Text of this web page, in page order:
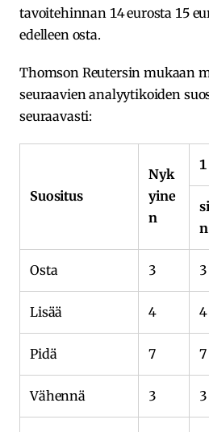
tavoitehinnan 14 eurosta 15
edelleen osta.
Thomson Reutersin mukaan
seuraavien analyytikoiden
seuraavasti:
Suositus
Nyk
yine
n
n
Osta 3 3
Lisää 4 4
Pidä 7 7
Vähennä 3 3